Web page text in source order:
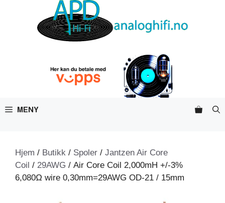
MENY
Hjem / Butikk / Spoler / Jantzen Air Core
Coil / 29AWG / Air Core Coil 2,000mH +/-3%
6,080Ω wire 0,30mm=29AWG OD-21 / 15mm